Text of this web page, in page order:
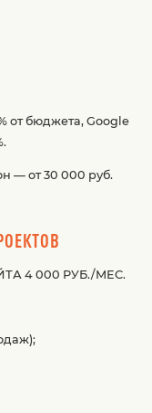
от бюджета, Google
— от 30 000 руб.
4 000 РУБ./МЕС.